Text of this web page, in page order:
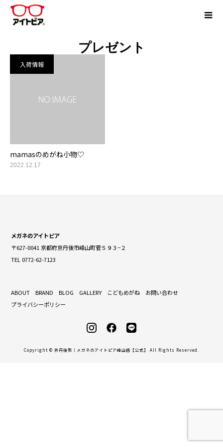
プレゼント
入荷情報
mamasのめがね小物♡
2022.12.17
メガネのアイトピア
〒627-0041 京都府京丹後市峰山町菅５９３−２
TEL 0772-62-7123
ABOUT BRAND BLOG GALLERY こどもめがね
お問い合わせ
プライバシーポリシー
Copyright © 京丹後市｜メガネのアイトピア峰山店【公式】 All Rights Reserved.